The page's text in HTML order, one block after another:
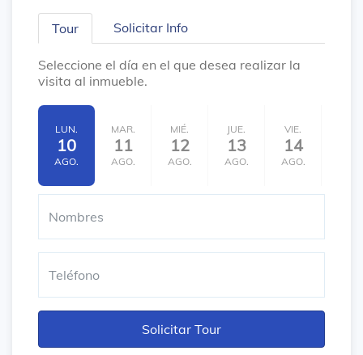
Tour Solicitar Info
Seleccione el día en el que desea realizar la
visita al inmueble.
LUN.
10
AGO.
MAR.
11
AGO.
MIÉ.
12
AGO.
JUE.
13
AGO.
VIE.
14
AGO.